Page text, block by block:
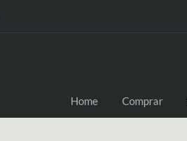
Home Comprar